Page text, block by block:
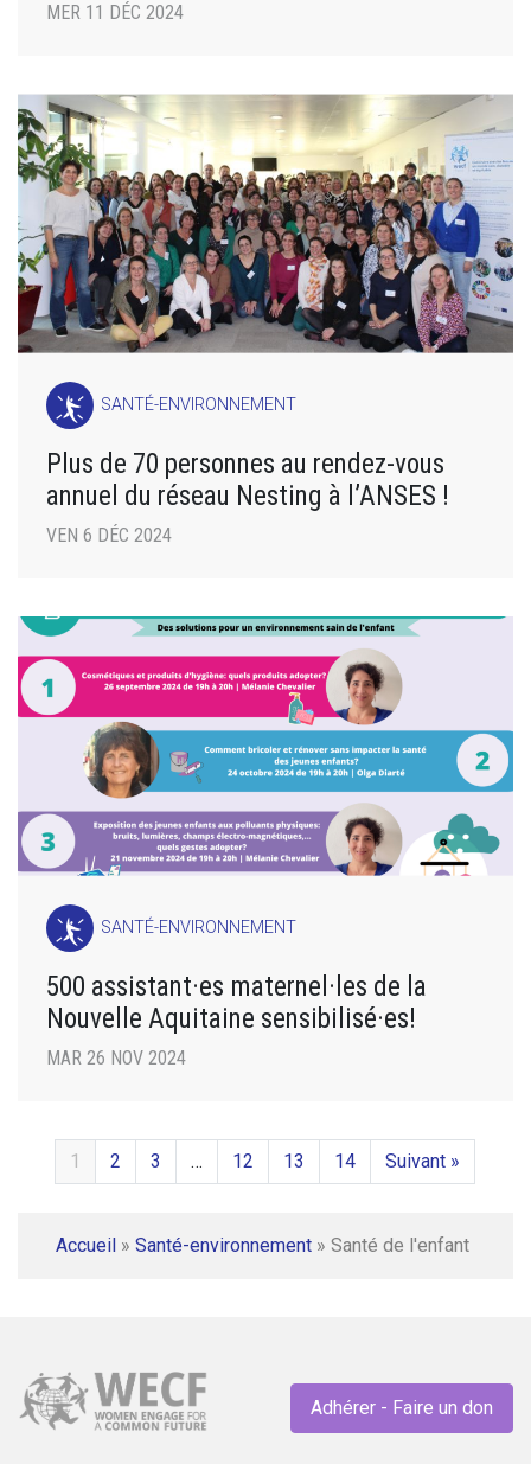
MER 11 DÉC 2024
SANTÉ-ENVIRONNEMENT
Plus de 70 personnes au rendez-vous
annuel du réseau Nesting à l’ANSES !
VEN 6 DÉC 2024
SANTÉ-ENVIRONNEMENT
500 assistant·es maternel·les de la
Nouvelle Aquitaine sensibilisé·es!
MAR 26 NOV 2024
1 2 3 … 12 13 14 Suivant »
Accueil » Santé-environnement » Santé de l'enfant
Adhérer - Faire un don